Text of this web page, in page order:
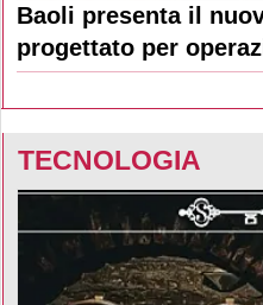
Baoli presenta il
progettato per
TECNOLOGIA